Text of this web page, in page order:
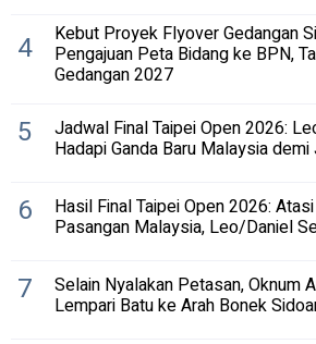
4 Kebut Proyek Flyover Gedangan
Pengajuan Peta Bidang ke BPN,
Gedangan 2027
5 Jadwal Final Taipei Open 2026:
Hadapi Ganda Baru Malaysia demi
6 Hasil Final Taipei Open 2026:
Pasangan Malaysia, Leo/Daniel
7 Selain Nyalakan Petasan, Oknum
Lempari Batu ke Arah Bonek